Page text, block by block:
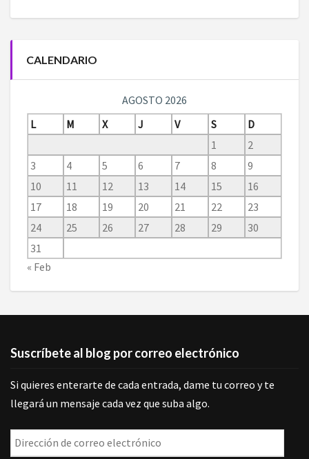
CALENDARIO
AGOSTO 2026
L
M X J V S
D
1
2
3
4 5 6 7 8
9
10
11 12 13 14 15
16
17
18 19 20 21 22
23
24
25 26 27 28 29
30
31
« Feb
Suscríbete al blog por correo electrónico
Si quieres enterarte de cada entrada, dame tu correo y te
llegará un mensaje cada vez que suba algo.
Dirección